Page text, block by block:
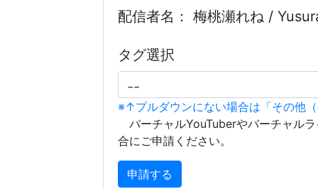
配信者名： 梅桃瀬れね /
タグ選択
※↑プルダウンにない場合は「その他
バーチャルYouTuberやバーチャル
合にご申請ください。
申請する